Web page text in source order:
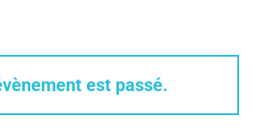
est passé.